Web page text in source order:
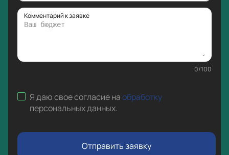
Комментарий к заявке
0/100
Я даю свое согласие наобработку
персональных данных.
Отправить заявку